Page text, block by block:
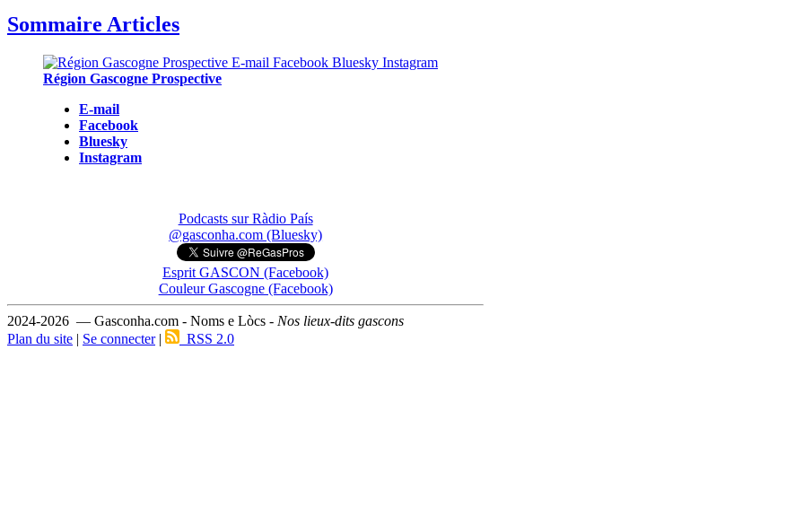
Sommaire Articles
Région Gascogne Prospective
E-mail
Facebook
Bluesky
Instagram
Podcasts sur Ràdio País
@gasconha.com (Bluesky)
Esprit GASCON (Facebook)
Couleur Gascogne (Facebook)
2024-2026 — Gasconha.com - Noms e Lòcs - Nos lieux-dits gascons
Plan du site | Se connecter| RSS 2.0